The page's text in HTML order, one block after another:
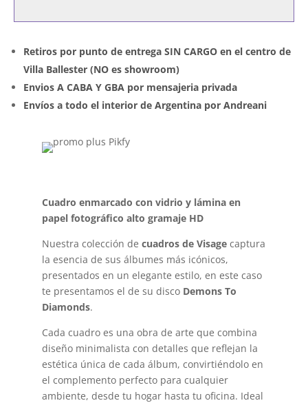
Retiros por punto de entrega SIN CARGO en el centro de
Villa Ballester (NO es showroom)
Envios A CABA Y GBA por mensajeria privada
Envíos a todo el interior de Argentina por Andreani
Cuadro enmarcado con vidrio y lámina en
papel fotográfico alto gramaje HD
Nuestra colección de cuadros de Visagecaptura
la esencia de sus álbumes más icónicos,
presentados en un elegante estilo, en este caso
te presentamos el de su disco Demons To
Diamonds.
Cada cuadro es una obra de arte que combina
diseño minimalista con detalles que reflejan la
estética única de cada álbum, convirtiéndolo en
el complemento perfecto para cualquier
ambiente, desde tu hogar hasta tu oficina. Ideal